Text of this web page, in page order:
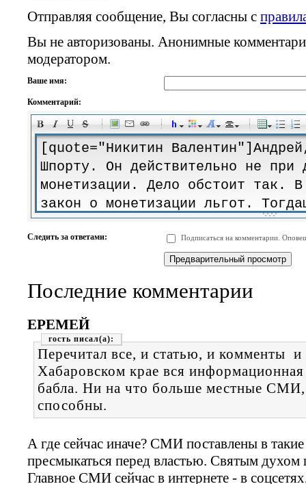
Отправляя сообщение, Вы согласны с
Вы не авторизованы. Анонимные
модератором.
Ваше имя:
Комментарий:
-
-
-
-
-
-
-
-
-
-
-
-
-
-
-
-
-
-
-
-
-
-
-
-
Следить за ответами: Подписаться на комментарии.
Последние комментарии
ЕРЕМЕЙ
гость
Перечитал все, и статью, и комменты
Хабаровском крае вся
бабла. Ни на что больше местные
способны.
А где сейчас иначе? СМИ поставлены в
пресмыкаться перед властью. Святым духом
Главное СМИ сейчас в интернете - в